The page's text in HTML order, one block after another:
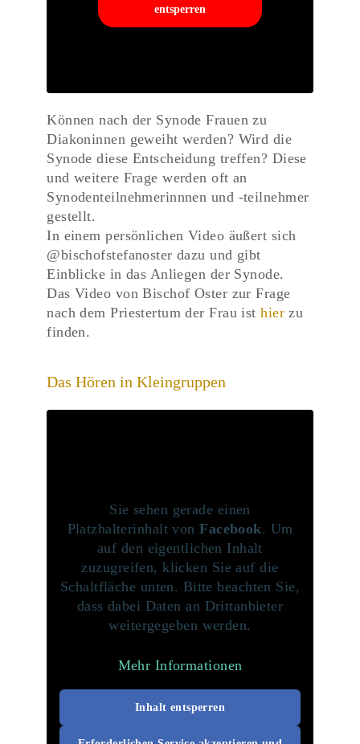
entsperren
Können nach der Synode Frauen zu
Diakoninnen geweiht werden? Wird die
Synode diese Entscheidung treffen? Diese
und weitere Frage werden oft an
Synodenteilnehmerinnnen und -teilnehmer
gestellt.
In einem persönlichen Video äußert sich
@bischofstefanoster dazu und gibt
Einblicke in das Anliegen der Synode.
Das Video von Bischof Oster zur Frage
nach dem Priestertum der Frau isthierzu
finden.
Das Hören in Kleingruppen
Sie sehen gerade einen
Platzhalterinhalt vonFacebook. Um
auf den eigentlichen Inhalt
zuzugreifen, klicken Sie auf die
Schaltfläche unten. Bitte beachten Sie,
dass dabei Daten an Drittanbieter
weitergegeben werden.
Mehr Informationen
Inhalt entsperren